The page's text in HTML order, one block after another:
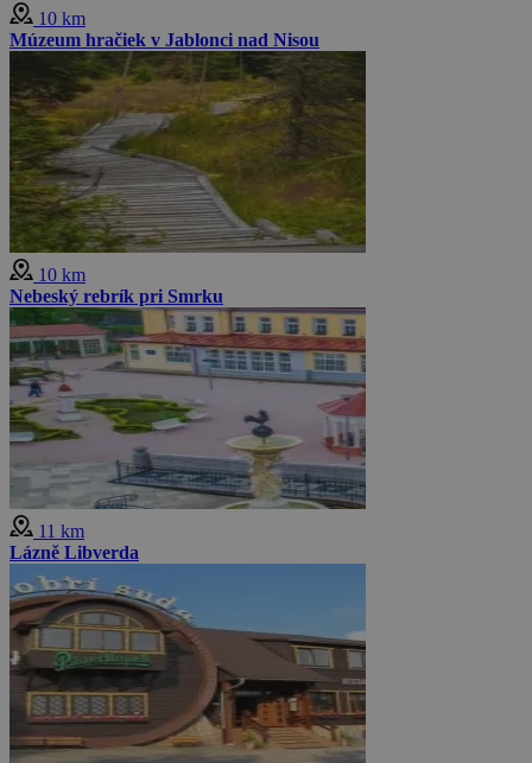
10 km
Múzeum hračiek v Jablonci nad Nisou
10 km
Nebeský rebrík pri Smrku
11 km
Lázně Libverda